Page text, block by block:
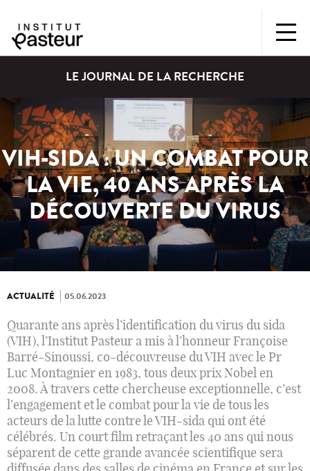
LE JOURNAL DE LA RECHERCHE
VIH-SIDA : UN COMBAT POUR
LA VIE, 40 ANS APRÈS LA
DÉCOUVERTE DU VIRUS
ACTUALITÉ 05.06.2023
Quarante ans après l’identification du virus du sida
(VIH), l’Institut Pasteur a mis à l’honneur Françoise
Barré-Sinoussi, co-découvreuse du VIH avec le Pr
Luc Montagnier en 1983, tous deux prix Nobel en
2008. À travers cette chercheuse exceptionnelle, c’est
l’engagement et le combat pour la vie de tous les
acteurs de la lutte contre le VIH-sida qui ont été
célébrés. Un court film retraçant les 40 ans qui nous
séparent de cette grande avancée scientifique sera